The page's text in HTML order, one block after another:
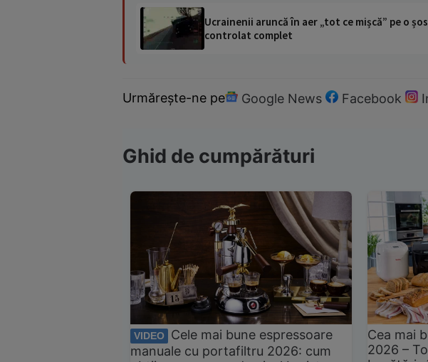
Ucrainenii aruncă în aer „tot ce mișcă” pe o
controlat complet
Urmărește-ne pe Google News Facebook
Ghid de cumpărături
VIDEO
Cele mai bune espressoare
manuale cu portafiltru 2026: cum
Cea mai
2026 –